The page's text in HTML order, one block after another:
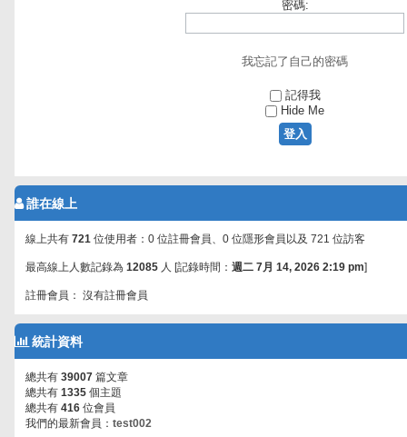
密碼:
我忘記了自己的密碼
記得我
Hide Me
誰在線上
線上共有 721 位使用者：0 位註冊會員、0 位隱形會員以及 721 位訪客
最高線上人數記錄為 12085 人 [記錄時間： 週二 7月 14, 2026 2:19 pm]
註冊會員： 沒有註冊會員
統計資料
總共有 39007 篇文章
總共有 1335 個主題
總共有 416 位會員
我們的最新會員： test002